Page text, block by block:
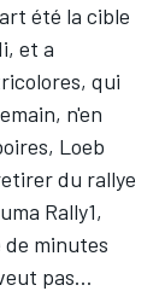
été la cible
et a
qui
n'en
Loeb
du rallye
Rally1,
minutes
pas…